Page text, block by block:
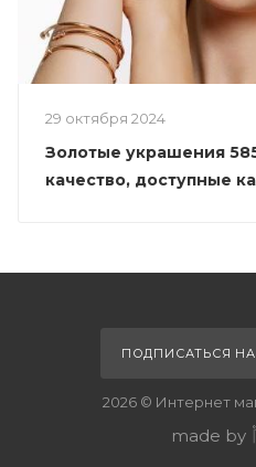
29 октября 2024
Золотые украшения
качество, доступные
ПОДПИСАТЬСЯ
2026 © Интернет
made by